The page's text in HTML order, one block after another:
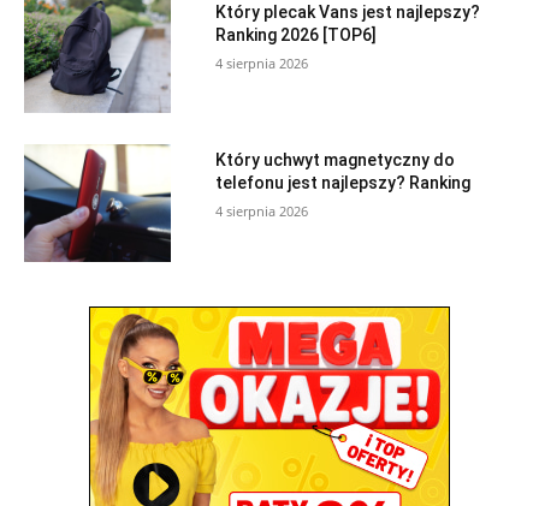
Który plecak Vans jest najlepszy?
Ranking 2026 [TOP6]
4 sierpnia 2026
Który uchwyt magnetyczny do
telefonu jest najlepszy? Ranking
4 sierpnia 2026